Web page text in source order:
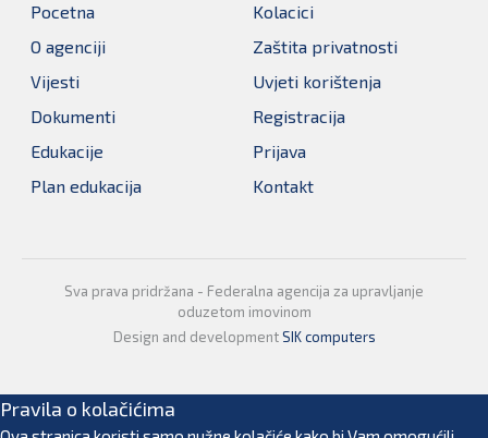
Pocetna
O agenciji
Vijesti
Dokumenti
Edukacije
Plan edukacija
Kolacici
Zaštita privatnosti
Uvjeti korištenja
Registracija
Prijava
Kontakt
Sva prava pridržana - Federalna agencija za upravljanje
oduzetom imovinom
Design and developmentSIK computers
Pravila o kolačićima